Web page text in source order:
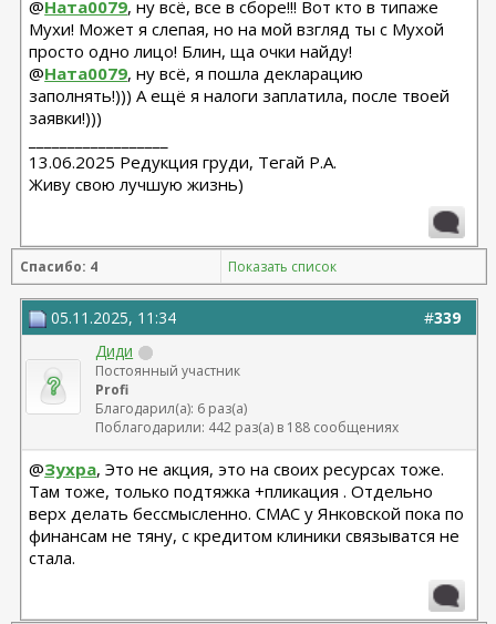
@Ната0079, ну всё, все в сборе!!! Вот кто в типаже
Мухи! Может я слепая, но на мой взгляд ты с Мухой
просто одно лицо! Блин, ща очки найду!
@Ната0079, ну всё, я пошла декларацию
заполнять!))) А ещё я налоги заплатила, после твоей
заявки!)))
13.06.2025 Редукция груди, Тегай Р.А.
Живу свою лучшую жизнь)
Спасибо: 4 Показать список
#339
05.11.2025, 11:34
Диди
Постоянный участник
Profi
Благодарил(а): 6 раз(а)
Поблагодарили: 442 раз(а) в 188 сообщениях
@Зухра, Это не акция, это на своих ресурсах тоже.
Там тоже, только подтяжка +пликация . Отдельно
верх делать бессмысленно. СМАС у Янковской пока по
финансам не тяну, с кредитом клиники связыватся не
стала.